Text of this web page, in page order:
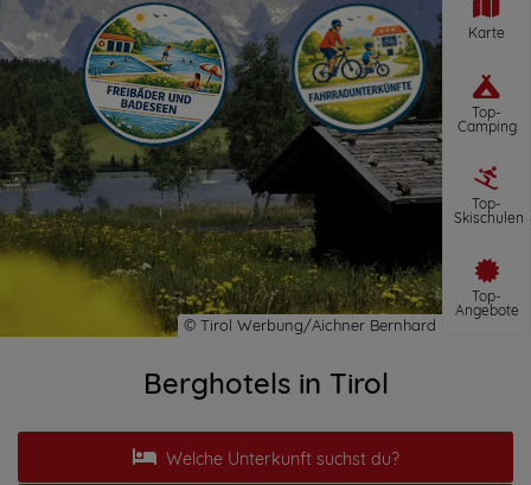
Karte
Top-
Camping
Top-
Skischulen
Top-
Angebote
Berghotels in Tirol
Welche Unterkunft suchst du?